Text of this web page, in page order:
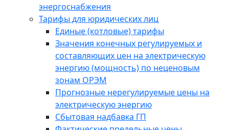
энергоснабжения
Тарифы для юридических лиц
Единые (котловые) тарифы
Значения конечных регулируемых и
составляющих цен на электрическую
энергию (мощность) по неценовым
зонам ОРЭМ
Прогнозные нерегулируемые цены на
электрическую энергию
Сбытовая надбавка ГП